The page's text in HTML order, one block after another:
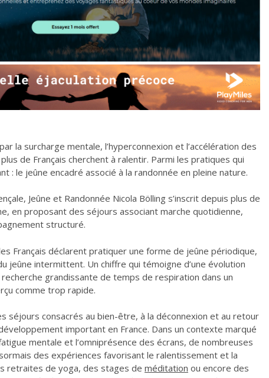
la surcharge mentale, l’hyperconnexion et l’accélération des
de Français cherchent à ralentir. Parmi les pratiques qui
: le jeûne encadré associé à la randonnée en pleine nature.
Jeûne et Randonnée Nicola Bölling s’inscrit depuis plus de
en proposant des séjours associant marche quotidienne,
structuré.
Français déclarent pratiquer une forme de jeûne périodique,
jeûne intermittent. Un chiffre qui témoigne d’une évolution
grandissante de temps de respiration dans un
comme trop rapide.
séjours consacrés au bien-être, à la déconnexion et au retour
important en France. Dans un contexte marqué
mentale et l’omniprésence des écrans, de nombreuses
des expériences favorisant le ralentissement et la
retraites de yoga, des stages de méditation ou encore des